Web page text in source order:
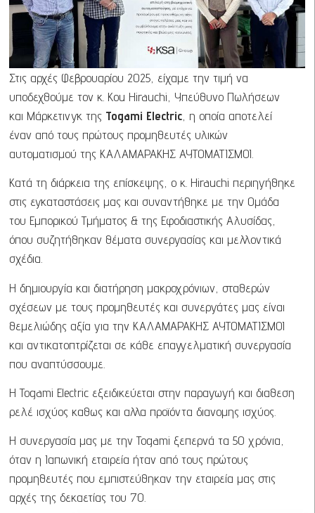
Στις αρχές Φεβρουαρίου 2025, είχαμε την τιμή να
υποδεχθούμε τον κ. Kou Hirauchi , Υπεύθυνο Πωλήσεων
και Μάρκετινγκ της Togami Electric , η οποία αποτελεί
έναν από τους πρώτους προμηθευτές υλικών
αυτοματισμού της ΚΑΛΑΜΑΡΑΚΗΣ ΑΥΤΟΜΑΤΙΣΜΟΙ.
Κατά τη διάρκεια της επίσκεψης, ο κ. Hirauchi περιηγήθηκε
στις εγκαταστάσεις μας και συναντήθηκε με την Ομάδα
του Εμπορικού Τμήματος & της Εφοδιαστικής Αλυσίδας,
όπου συζητήθηκαν θέματα συνεργασίας και μελλοντικά
σχέδια.
Η δημιουργία και διατήρηση μακροχρόνιων, σταθερών
σχέσεων με τους προμηθευτές και συνεργάτες μας είναι
θεμελιώδης αξία για την ΚΑΛΑΜΑΡΑΚΗΣ ΑΥΤΟΜΑΤΙΣΜΟΙ
και αντικατοπτρίζεται σε κάθε επαγγελματική συνεργασία
που αναπτύσσουμε.
ΗTogami Electric εξειδικεύεται στην παραγωγή και διαθεση
ρελέ ισχύος καθως και αλλα προϊόντα διανομης ισχύος.
Η συνεργασία μας με την Togami ξεπερνά τα 50 χρόνια,
όταν η Ιαπωνική εταιρεία ήταν από τους πρώτους
προμηθευτές που εμπιστεύθηκαν την εταιρεία μας στις
αρχές της δεκαετίας του ’70.